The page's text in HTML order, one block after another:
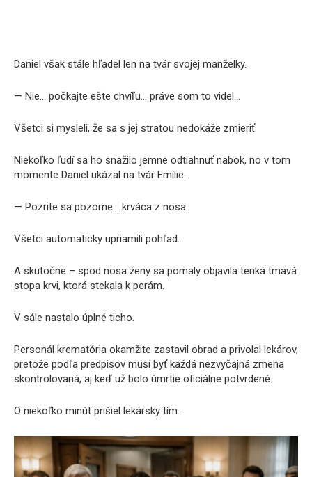
Daniel však stále hľadel len na tvár svojej manželky.
— Nie… počkajte ešte chvíľu… práve som to videl…
Všetci si mysleli, že sa s jej stratou nedokáže zmieriť.
Niekoľko ľudí sa ho snažilo jemne odtiahnuť nabok, no v tom
momente Daniel ukázal na tvár Emílie.
— Pozrite sa pozorne… krváca z nosa.
Všetci automaticky upriamili pohľad.
A skutočne – spod nosa ženy sa pomaly objavila tenká tmavá
stopa krvi, ktorá stekala k perám.
V sále nastalo úplné ticho.
Personál krematória okamžite zastavil obrad a privolal lekárov,
pretože podľa predpisov musí byť každá nezvyčajná zmena
skontrolovaná, aj keď už bolo úmrtie oficiálne potvrdené.
O niekoľko minút prišiel lekársky tím.